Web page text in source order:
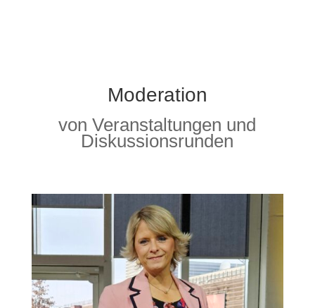
Moderation
von Veranstaltungen und
Diskussionsrunden